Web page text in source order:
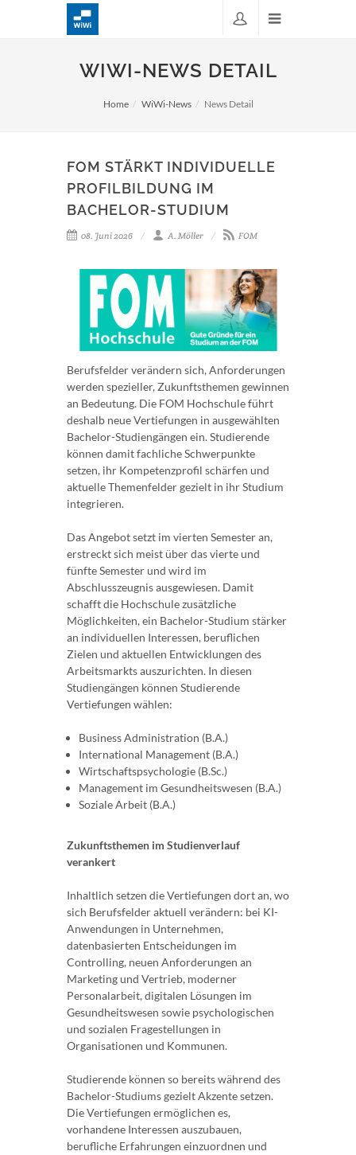
WIWI-NEWS DETAIL
Home WiWi-News News Detail
FOM STÄRKT INDIVIDUELLE
PROFILBILDUNG IM
BACHELOR-STUDIUM
08. Juni 2026 A. Möller FOM
Berufsfelder verändern sich, Anforderungen
werden spezieller, Zukunftsthemen gewinnen
an Bedeutung. Die FOM Hochschule führt
deshalb neue Vertiefungen in ausgewählten
Bachelor-Studiengängen ein. Studierende
können damit fachliche Schwerpunkte
setzen, ihr Kompetenzprofil schärfen und
aktuelle Themenfelder gezielt in ihr Studium
integrieren.
Das Angebot setzt im vierten Semester an,
erstreckt sich meist über das vierte und
fünfte Semester und wird im
Abschlusszeugnis ausgewiesen. Damit
schafft die Hochschule zusätzliche
Möglichkeiten, ein Bachelor-Studium stärker
an individuellen Interessen, beruflichen
Zielen und aktuellen Entwicklungen des
Arbeitsmarkts auszurichten. In diesen
Studiengängen können Studierende
Vertiefungen wählen:
Business Administration (B.A.)
International Management (B.A.)
Wirtschaftspsychologie (B.Sc.)
Management im Gesundheitswesen (B.A.)
Soziale Arbeit (B.A.)
Zukunftsthemen im Studienverlauf
verankert
Inhaltlich setzen die Vertiefungen dort an, wo
sich Berufsfelder aktuell verändern: bei KI-
Anwendungen in Unternehmen,
datenbasierten Entscheidungen im
Controlling, neuen Anforderungen an
Marketing und Vertrieb, moderner
Personalarbeit, digitalen Lösungen im
Gesundheitswesen sowie psychologischen
und sozialen Fragestellungen in
Organisationen und Kommunen.
Studierende können so bereits während des
Bachelor-Studiums gezielt Akzente setzen.
Die Vertiefungen ermöglichen es,
vorhandene Interessen auszubauen,
berufliche Erfahrungen einzuordnen und